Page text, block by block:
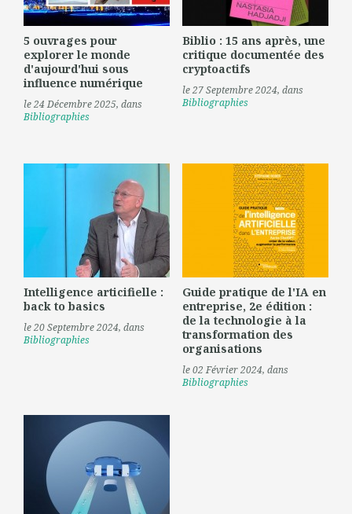
5 ouvrages pour
explorer le monde
d'aujourd'hui sous
influence numérique
le 24 Décembre 2025, dans
Bibliographies
Biblio : 15 ans après, une
critique documentée des
cryptoactifs
le 27 Septembre 2024, dans
Bibliographies
Intelligence articifielle :
back to basics
le 20 Septembre 2024, dans
Bibliographies
Guide pratique de l'IA en
entreprise, 2e édition :
de la technologie à la
transformation des
organisations
le 02 Février 2024, dans
Bibliographies